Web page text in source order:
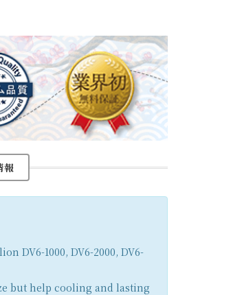
報
DV6-1000, DV6-2000, DV6-
but help cooling and lasting